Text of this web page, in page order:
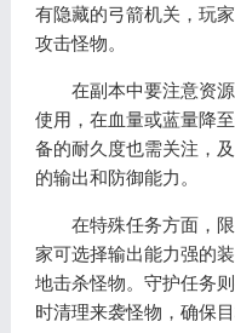
有隐藏的弓箭机关，玩
攻击怪物。
在副本中要注意资源
使用，在血量或蓝量降
备的耐久度也需关注，
的输出和防御能力。
在特殊任务方面，限
家可选择输出能力强的
地击杀怪物。守护任务
时清理来袭怪物，确保目